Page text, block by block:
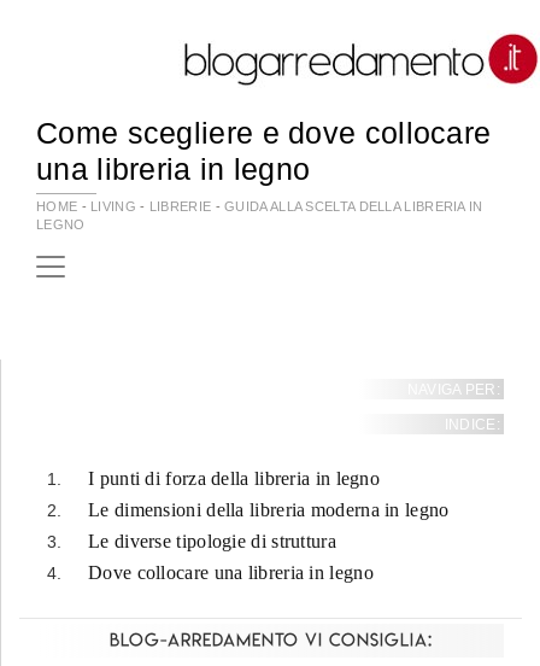
Come scegliere e dove collocare
una libreria in legno
HOME - LIVING - LIBRERIE -GUIDA ALLA SCELTA DELLA LIBRERIA IN
LEGNO
NAVIGA PER:
INDICE:
I punti di forza della libreria in legno
Le dimensioni della libreria moderna in legno
Le diverse tipologie di struttura
Dove collocare una libreria in legno
Blog-Arredamento vi consiglia: